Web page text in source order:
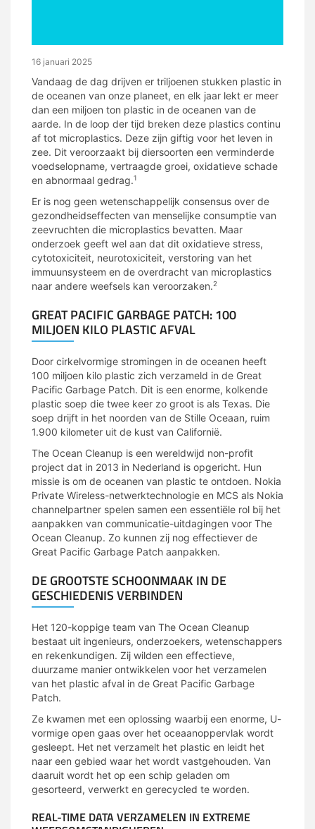
16 januari 2025
Vandaag de dag drijven er triljoenen stukken plastic in
de oceanen van onze planeet, en elk jaar lekt er meer
dan een miljoen ton plastic in de oceanen van de
aarde. In de loop der tijd breken deze plastics continu
af tot microplastics. Deze zijn giftig voor het leven in
zee. Dit veroorzaakt bij diersoorten een verminderde
voedselopname, vertraagde groei, oxidatieve schade
en abnormaal gedrag.1
Er is nog geen wetenschappelijk consensus over de
gezondheidseffecten van menselijke consumptie van
zeevruchten die microplastics bevatten. Maar
onderzoek geeft wel aan dat dit oxidatieve stress,
cytotoxiciteit, neurotoxiciteit, verstoring van het
immuunsysteem en de overdracht van microplastics
naar andere weefsels kan veroorzaken.2
GREAT PACIFIC GARBAGE PATCH: 100
MILJOEN KILO PLASTIC AFVAL
Door cirkelvormige stromingen in de oceanen heeft
100 miljoen kilo plastic zich verzameld in de Great
Pacific Garbage Patch. Dit is een enorme, kolkende
plastic soep die twee keer zo groot is als Texas. Die
soep drijft in het noorden van de Stille Oceaan, ruim
1.900 kilometer uit de kust van Californië.
The Ocean Cleanup is een wereldwijd non-profit
project dat in 2013 in Nederland is opgericht. Hun
missie is om de oceanen van plastic te ontdoen. Nokia
Private Wireless-netwerktechnologie en MCS als Nokia
channelpartner spelen samen een essentiële rol bij het
aanpakken van communicatie-uitdagingen voor The
Ocean Cleanup. Zo kunnen zij nog effectiever de
Great Pacific Garbage Patch aanpakken.
DE GROOTSTE SCHOONMAAK IN DE
GESCHIEDENIS VERBINDEN
Het 120-koppige team van The Ocean Cleanup
bestaat uit ingenieurs, onderzoekers, wetenschappers
en rekenkundigen. Zij wilden een effectieve,
duurzame manier ontwikkelen voor het verzamelen
van het plastic afval in de Great Pacific Garbage
Patch.
Ze kwamen met een oplossing waarbij een enorme, U-
vormige open gaas over het oceaanoppervlak wordt
gesleept. Het net verzamelt het plastic en leidt het
naar een gebied waar het wordt vastgehouden. Van
daaruit wordt het op een schip geladen om
gesorteerd, verwerkt en gerecycled te worden.
REAL-TIME DATA VERZAMELEN IN EXTREME